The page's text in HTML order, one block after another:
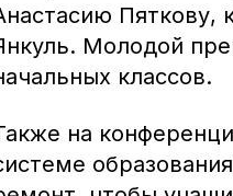
Пяткову,
Молодой
классов.
на